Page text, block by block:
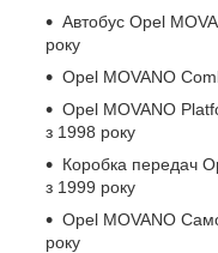
Автобус Opel
року
Opel MOVANO
Opel MOVANO
з 1998 року
Коробка передач
з 1999 року
Opel MOVANO
року